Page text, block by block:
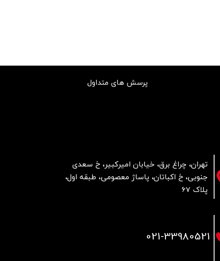
تهران، چراغ برق، خیابان امیرکبیر، خ سعدی
جنوبی، خ اکباتان، پاساژ معصومی، طبقه اول،
پلاک 67
پرسش های متداول
021-33980521